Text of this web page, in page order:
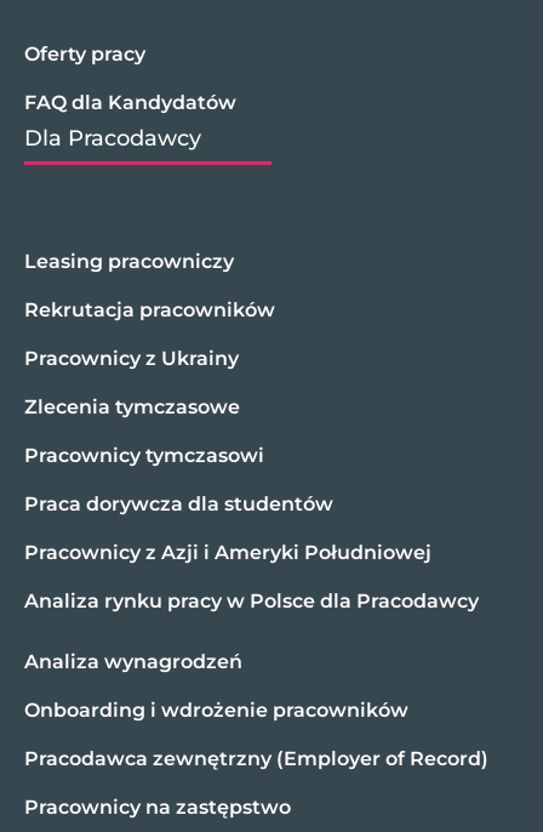
Oferty pracy
FAQ dla Kandydatów
Dla Pracodawcy
Leasing pracowniczy
Rekrutacja pracowników
Pracownicy z Ukrainy
Zlecenia tymczasowe
Pracownicy tymczasowi
Praca dorywcza dla studentów
Pracownicy z Azji i Ameryki Południowej
Analiza rynku pracy w Polsce dla Pracodawcy
Analiza wynagrodzeń
Onboarding i wdrożenie pracowników
Pracodawca zewnętrzny (Employer of Record)
Pracownicy na zastępstwo